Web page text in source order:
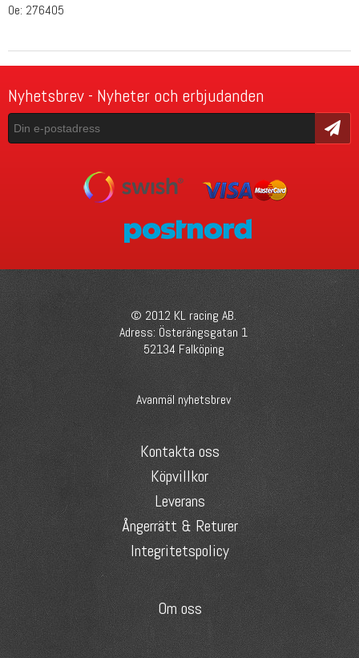
Oe: 276405
Nyhetsbrev - Nyheter och erbjudanden
Skicka
© 2012 KL racing AB.
Adress: Österängsgatan 1
52134 Falköping
Avanmäl nyhetsbrev
Kontakta oss
Köpvillkor
Leverans
Ångerrätt & Returer
Integritetspolicy
Om oss